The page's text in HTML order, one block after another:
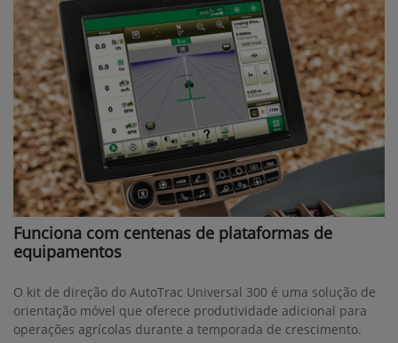
Funciona com centenas de plataformas de
equipamentos
O kit de direção do AutoTrac Universal 300 é uma solução de
orientação móvel que oferece produtividade adicional para
operações agrícolas durante a temporada de crescimento.